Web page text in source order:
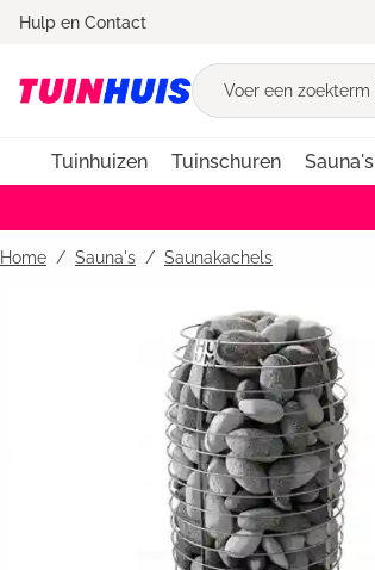
Ga naar de hoofdnavigatie
Hulp en Contact
Tuinhuizen Tuinschuren Sauna's
Home Sauna's / Saunakachels